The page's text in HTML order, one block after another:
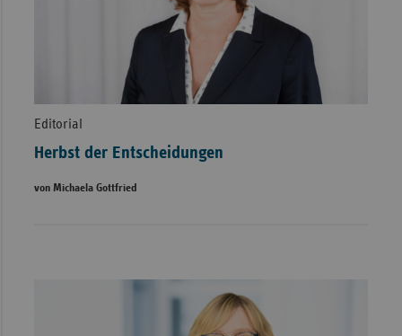
Editorial
Herbst der Entscheidungen
von Michaela Gottfried